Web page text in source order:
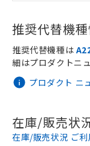
推奨代替機
プロダクト ニ
推奨代替機種は
細はプロダクトニ
在庫/販売状
在庫/販売状況 ご利